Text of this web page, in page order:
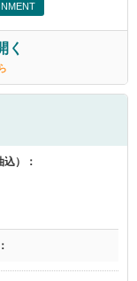
く
）：